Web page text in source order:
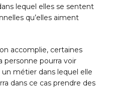
lequel elles se sentent
qu’elles aiment
accomplie, certaines
personne pourra voir
métier dans lequel elle
dans ce cas prendre des